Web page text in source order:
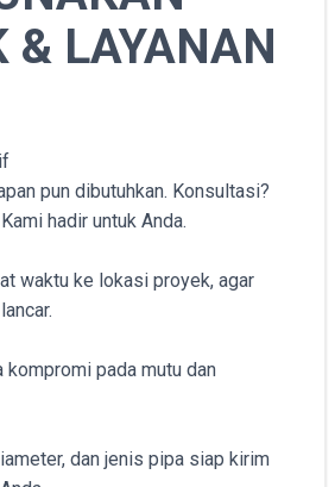
& LAYANAN
pun dibutuhkan. Konsultasi?
hadir untuk Anda.
waktu ke lokasi proyek, agar
kompromi pada mutu dan
dan jenis pipa siap kirim